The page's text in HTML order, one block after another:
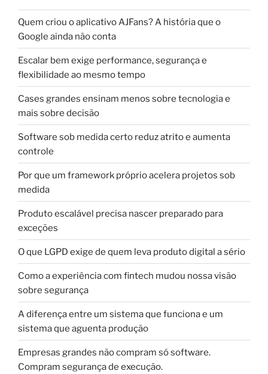
Quem criou o aplicativo AJFans? A história que o
Google ainda não conta
Escalar bem exige performance, segurança e
flexibilidade ao mesmo tempo
Cases grandes ensinam menos sobre tecnologia e
mais sobre decisão
Software sob medida certo reduz atrito e aumenta
controle
Por que um framework próprio acelera projetos sob
medida
Produto escalável precisa nascer preparado para
exceções
O que LGPD exige de quem leva produto digital a sério
Como a experiência com fintech mudou nossa visão
sobre segurança
A diferença entre um sistema que funciona e um
sistema que aguenta produção
Empresas grandes não compram só software.
Compram segurança de execução.